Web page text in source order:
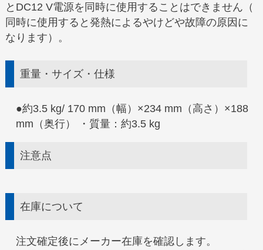
とDC12 V電源を同時に使用することはできません（
同時に使用すると発熱によるやけどや故障の原因に
なります）。
重量・サイズ・仕様
●約3.5 kg/ 170 mm（幅）×234 mm（高さ）×188
mm（奥行） ・質量：約3.5 kg
注意点
在庫について
注文確定後にメーカー在庫を確認します。